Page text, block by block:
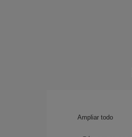
Ampliar todo